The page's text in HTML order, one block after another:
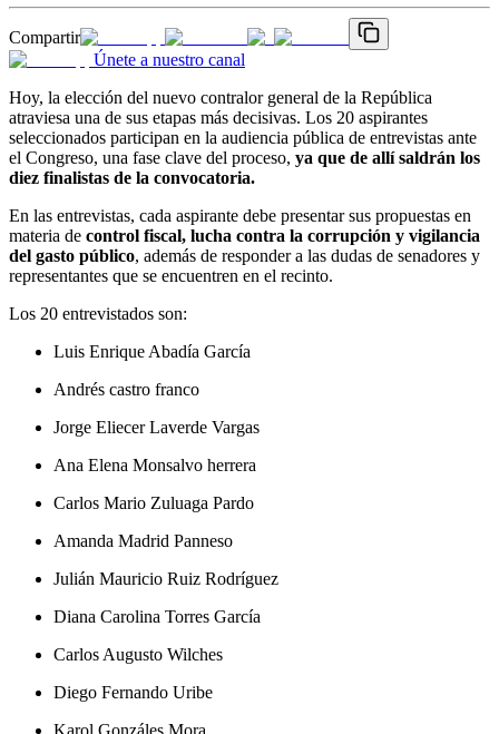
Compartir
Únete a nuestro canal
Hoy, la elección del nuevo contralor general de la República
atraviesa una de sus etapas más decisivas. Los 20 aspirantes
seleccionados participan en la audiencia pública de entrevistas ante
el Congreso, una fase clave del proceso, ya que de allí saldrán los
diez finalistas de la convocatoria.
En las entrevistas, cada aspirante debe presentar sus propuestas en
materia de control fiscal, lucha contra la corrupción y vigilancia
del gasto público, además de responder a las dudas de senadores y
representantes que se encuentren en el recinto.
Los 20 entrevistados son:
Luis Enrique Abadía García
Andrés castro franco
Jorge Eliecer Laverde Vargas
Ana Elena Monsalvo herrera
Carlos Mario Zuluaga Pardo
Amanda Madrid Panneso
Julián Mauricio Ruiz Rodríguez
Diana Carolina Torres García
Carlos Augusto Wilches
Diego Fernando Uribe
Karol Gonzáles Mora